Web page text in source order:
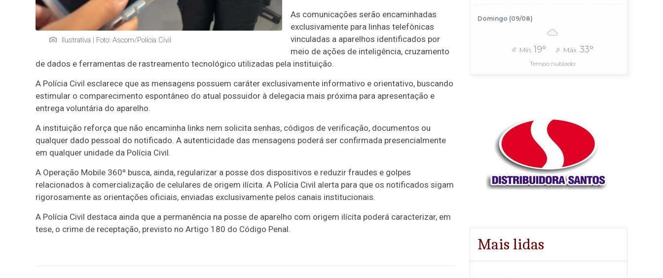
Ilustrativa | Foto: Ascom/Polícia Civil
As comunicações serão encaminhadas
exclusivamente para linhas telefônicas
vinculadas a aparelhos identificados por
meio de ações de inteligência, cruzamento
de dados e ferramentas de rastreamento tecnológico utilizadas pela instituição.
A Polícia Civil esclarece que as mensagens possuem caráter exclusivamente informativo e orientativo, buscando
estimular o comparecimento espontâneo do atual possuidor à delegacia mais próxima para apresentação e
entrega voluntária do aparelho.
A instituição reforça que não encaminha links nem solicita senhas, códigos de verificação, documentos ou
qualquer dado pessoal do notificado. A autenticidade das mensagens poderá ser confirmada presencialmente
em qualquer unidade da Polícia Civil.
A Operação Mobile 360º busca, ainda, regularizar a posse dos dispositivos e reduzir fraudes e golpes
relacionados à comercialização de celulares de origem ilícita. A Polícia Civil alerta para que os notificados sigam
rigorosamente as orientações oficiais, enviadas exclusivamente pelos canais institucionais.
A Polícia Civil destaca ainda que a permanência na posse de aparelho com origem ilícita poderá caracterizar, em
tese, o crime de receptação, previsto no Artigo 180 do Código Penal.
Domingo (09/08)
Mín. 19° Máx.33°
Tempo nublado
Mais lidas